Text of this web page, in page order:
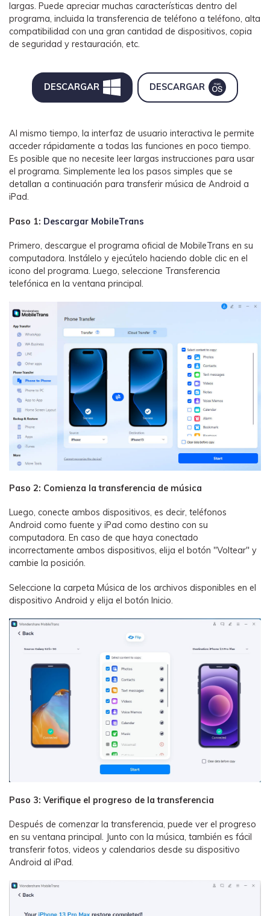
largas. Puede apreciar muchas características dentro del
programa, incluida la transferencia de teléfono a teléfono, alta
compatibilidad con una gran cantidad de dispositivos, copia
de seguridad y restauración, etc.
DESCARGAR DESCARGAR
Al mismo tiempo, la interfaz de usuario interactiva le permite
acceder rápidamente a todas las funciones en poco tiempo.
Es posible que no necesite leer largas instrucciones para usar
el programa. Simplemente lea los pasos simples que se
detallan a continuación para transferir música de Android a
iPad.
Paso 1: Descargar MobileTrans
Primero, descargue el programa oficial de MobileTrans en su
computadora. Instálelo y ejecútelo haciendo doble clic en el
icono del programa. Luego, seleccione Transferencia
telefónica en la ventana principal.
Paso 2: Comienza la transferencia de música
Luego, conecte ambos dispositivos, es decir, teléfonos
Android como fuente y iPad como destino con su
computadora. En caso de que haya conectado
incorrectamente ambos dispositivos, elija el botón "Voltear" y
cambie la posición.
Seleccione la carpeta Música de los archivos disponibles en el
dispositivo Android y elija el botón Inicio.
Paso 3: Verifique el progreso de la transferencia
Después de comenzar la transferencia, puede ver el progreso
en su ventana principal. Junto con la música, también es fácil
transferir fotos, videos y calendarios desde su dispositivo
Android al iPad.